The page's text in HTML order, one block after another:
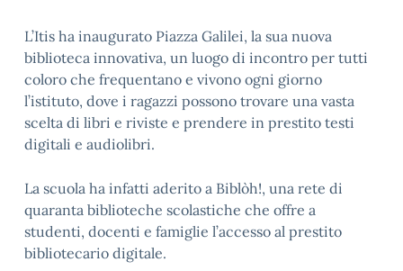
L’Itis ha inaugurato Piazza Galilei, la sua nuova
biblioteca innovativa, un luogo di incontro per tutti
coloro che frequentano e vivono ogni giorno
l’istituto, dove i ragazzi possono trovare una vasta
scelta di libri e riviste e prendere in prestito testi
digitali e audiolibri.
La scuola ha infatti aderito a Biblòh!, una rete di
quaranta biblioteche scolastiche che offre a
studenti, docenti e famiglie l’accesso al prestito
bibliotecario digitale.